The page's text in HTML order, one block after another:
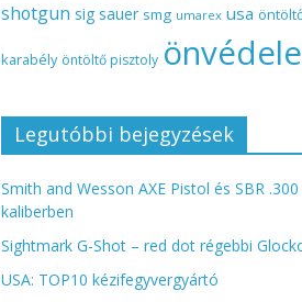
shotgun sig sauer smg umarex usa
karabély öntöltő pisztoly
Legutóbbi bejegyzések
Smith and Wesson AXE Pistol és SBR
kaliberben
Sightmark G-Shot – red dot régebbi
USA: TOP10 kézifegyvergyártó